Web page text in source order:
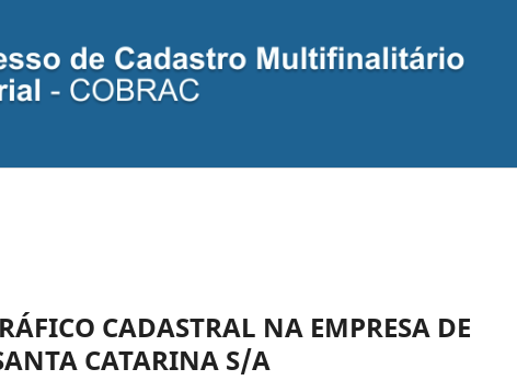
CADASTRAL NA EMPRESA DE
CATARINA S/A